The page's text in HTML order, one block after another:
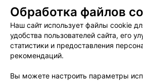
ЭФФЕКТИВНАЯ РЕКЛАМА НА САЙТЕ
Обработка файлов
Наш сайт использует файлы cookie
удобства пользователей сайта, его
статистики и предоставления
рекомендаций.
Вы можете настроить параметры